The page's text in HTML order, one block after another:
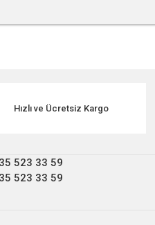
açıklamasında eksik bilgiler bulunuyor.
ürüne benzer farklı alternatifler olmalı.
Hızlı ve Ücretsiz Kargo
523 33 59
523 33 59